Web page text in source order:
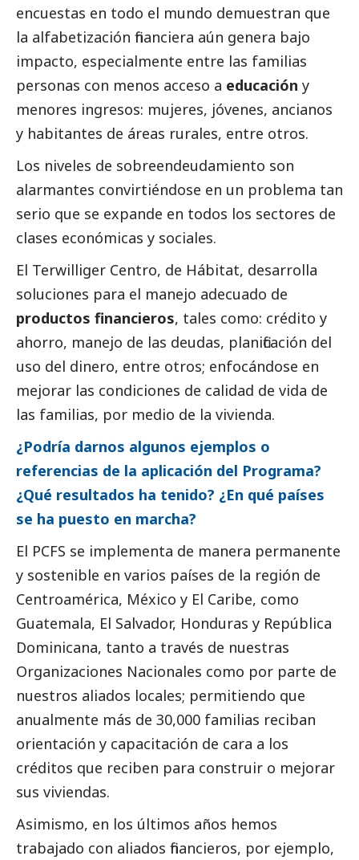
encuestas en todo el mundo demuestran que
la alfabetización financiera aún genera bajo
impacto, especialmente entre las familias
personas con menos acceso a educación y
menores ingresos: mujeres, jóvenes, ancianos
y habitantes de áreas rurales, entre otros.
Los niveles de sobreendeudamiento son
alarmantes convirtiéndose en un problema tan
serio que se expande en todos los sectores de
clases económicas y sociales.
El Terwilliger Centro, de Hábitat, desarrolla
soluciones para el manejo adecuado de
productos financieros, tales como: crédito y
ahorro, manejo de las deudas, planificación del
uso del dinero, entre otros; enfocándose en
mejorar las condiciones de calidad de vida de
las familias, por medio de la vivienda.
¿Podría darnos algunos ejemplos o
referencias de la aplicación del Programa?
¿Qué resultados ha tenido? ¿En qué países
se ha puesto en marcha?
El PCFS se implementa de manera permanente
y sostenible en varios países de la región de
Centroamérica, México y El Caribe, como
Guatemala, El Salvador, Honduras y República
Dominicana, tanto a través de nuestras
Organizaciones Nacionales como por parte de
nuestros aliados locales; permitiendo que
anualmente más de 30,000 familias reciban
orientación y capacitación de cara a los
créditos que reciben para construir o mejorar
sus viviendas.
Asimismo, en los últimos años hemos
trabajado con aliados financieros, por ejemplo,